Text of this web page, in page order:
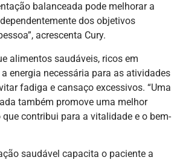
balanceada pode melhorar a
dos objetivos
acrescenta Cury.
alimentos saudáveis, ricos em
energia necessária para as atividades
fadiga e cansaço excessivos. “Uma
também promove uma melhor
contribui para a vitalidade e o bem-
saudável capacita o paciente a